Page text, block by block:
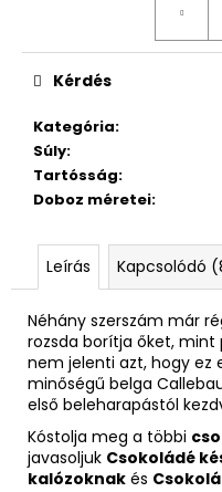
Kategória:
Súly:
Tartósság:
Doboz méretei:
Kérdés
Leírás Kapcsolódó
Néhány szerszám már
rozsda borítja őket, mint
nem jelenti azt, hogy ez
minőségű belga
első beleharapástól
Kóstolja meg a többi
javasoljuk Csokoládé
kalózoknak és